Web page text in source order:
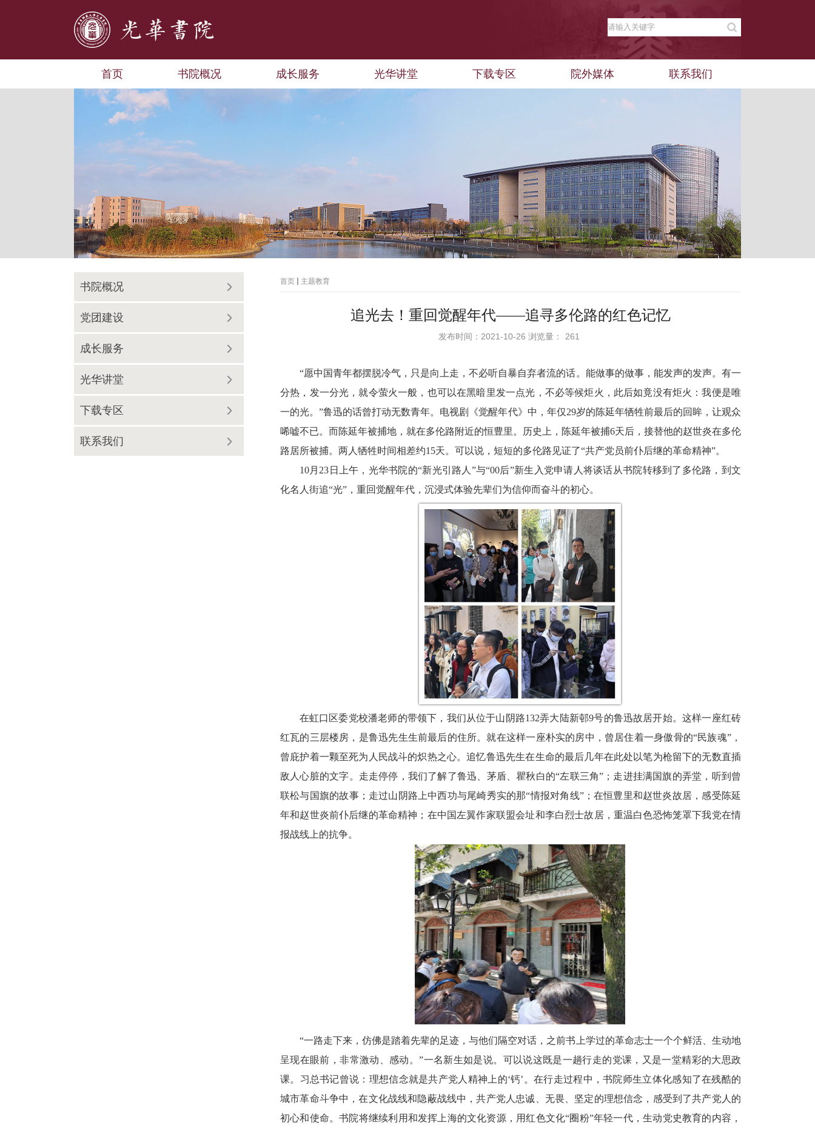
首页 书院概况 成长服务 光华讲堂 下载专区 院外媒体 联系我们
书院概况
党团建设
成长服务
光华讲堂
下载专区
联系我们
首页 主题教育
追光去！重回觉醒年代——追寻多伦路的红色记忆
发布时间：2021-10-26 浏览量： 261
“愿中国青年都摆脱冷气，只是向上走，不必听自暴自弃者流的话。能做事的做事，能发声的发声。有一
分热，发一分光，就令萤火一般，也可以在黑暗里发一点光，不必等候炬火，此后如竟没有炬火：我便是唯
一的光。”鲁迅的话曾打动无数青年。电视剧《觉醒年代》中，年仅29岁的陈延年牺牲前最后的回眸，让观众
唏嘘不已。而陈延年被捕地，就在多伦路附近的恒豊里。历史上，陈延年被捕6天后，接替他的赵世炎在多伦
路居所被捕。两人牺牲时间相差约15天。可以说，短短的多伦路见证了“共产党员前仆后继的革命精神”。
10月 23 日上午，光华书院的“新光引路人”与“00后”新生入党申请人将谈话从书院转移到了多伦路，到文
化名人街追“光”，重回觉醒年代，沉浸式体验先辈们为信仰而奋斗的初心。
在虹口区委党校潘老师的带领下，我们从位于山阴路132弄大陆新邨9号的鲁迅故居开始。这样一座红砖
红瓦的三层楼房，是鲁迅先生生前最后的住所。就在这样一座朴实的房中，曾居住着一身傲骨的“民族魂”，
曾庇护着一颗至死为人民战斗的炽热之心。追忆鲁迅先生在生命的最后几年在此处以笔为枪留下的无数直插
敌人心脏的文字。走走停停，我们了解了鲁迅、茅盾、瞿秋白的“左联三角”；走进挂满国旗的弄堂，听到曾
联松与国旗的故事；走过山阴路上中西功与尾崎秀实的那“情报对角线”；在恒豊里和赵世炎故居，感受陈延
年和赵世炎前仆后继的革命精神；在中国左翼作家联盟会址和李白烈士故居，重温白色恐怖笼罩下我党在情
报战线上的抗争。
“一路走下来，仿佛是踏着先辈的足迹，与他们隔空对话，之前书上学过的革命志士一个个鲜活、生动地
呈现在眼前，非常激动、感动。”一名新生如是说。可以说这既是一趟行走的党课，又是一堂精彩的大思政
课。习总书记曾说：理想信念就是共产党人精神上的‘钙’。在行走过程中，书院师生立体化感知了在残酷的
城市革命斗争中，在文化战线和隐蔽战线中，共产党人忠诚、无畏、坚定的理想信念，感受到了共产党人的
初心和使命。书院将继续利用和发挥上海的文化资源，用红色文化“圈粉”年轻一代，生动党史教育的内容，